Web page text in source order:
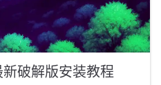
破解版安装教程